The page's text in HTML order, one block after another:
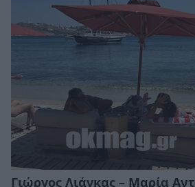
Γιώργος Λιάγκας – Μαρία